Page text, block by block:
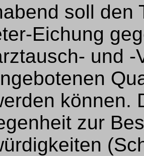
soll den
Eichung
und
können.
zur